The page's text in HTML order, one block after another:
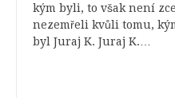
kým byli, to však není
nezemřeli kvůli tomu,
byl Juraj K. Juraj K.…